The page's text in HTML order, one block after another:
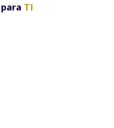
para TI